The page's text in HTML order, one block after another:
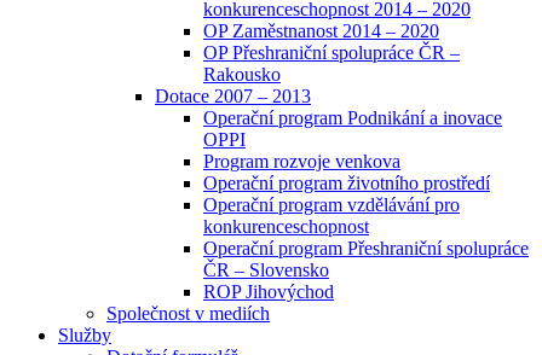
konkurenceschopnost 2014 – 2020
OP Zaměstnanost 2014 – 2020
OP Přeshraniční spolupráce ČR –
Rakousko
Dotace 2007 – 2013
Operační program Podnikání a inovace
OPPI
Program rozvoje venkova
Operační program životního prostředí
Operační program vzdělávání pro
konkurenceschopnost
Operační program Přeshraniční spolupráce
ČR – Slovensko
ROP Jihovýchod
Společnost v mediích
Služby